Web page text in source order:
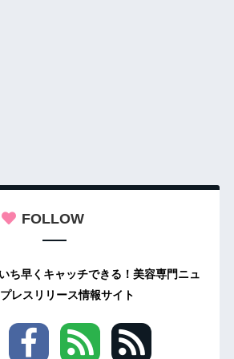
FOLLOW
ち早くキャッチできる！美容専門ニュ
レスリリース情報サイト